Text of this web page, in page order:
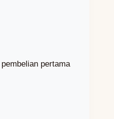
pertama